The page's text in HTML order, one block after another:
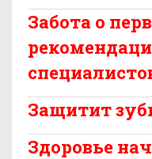
Забота о
Защитит
Здоровье